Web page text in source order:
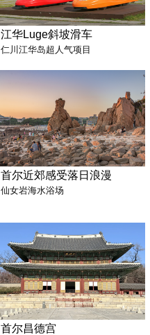
江华Luge斜坡滑车
仁川江华岛超人气项目
首尔近郊感受落日浪漫
仙女岩海水浴场
首尔昌德宫